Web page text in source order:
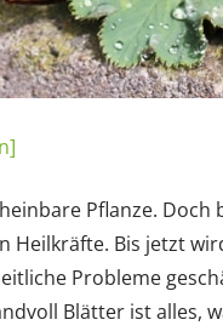
Pflanze.
Heilkräfte. Bis jetzt
Probleme
Blätter ist alles,